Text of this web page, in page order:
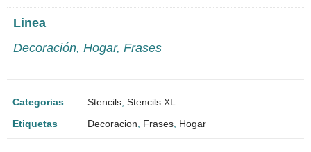
Linea
Decoración, Hogar, Frases
Categorias Stencils, Stencils XL
Etiquetas
Decoracion, Frases, Hogar